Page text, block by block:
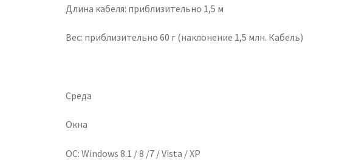
Длина кабеля: приблизительно 1,5 м
Вес: приблизительно 60 г (наклонение 1,5 млн. Кабель)
Среда
Окна
ОС: Windows 8.1 / 8 /7 / Vista / XP